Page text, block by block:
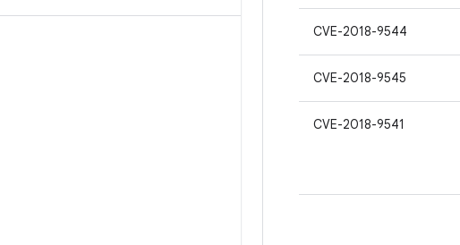
CVE-2018-9544
CVE-2018-9545
CVE-2018-9541